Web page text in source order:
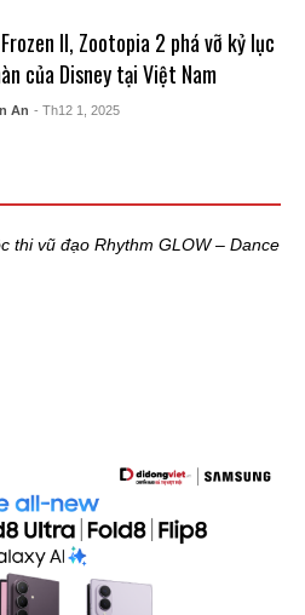
II, Zootopia 2 phá vỡ kỷ lục
của Disney tại Việt Nam
An - Th12 1, 2025
thi vũ đạo Rhythm GLOW – Dance